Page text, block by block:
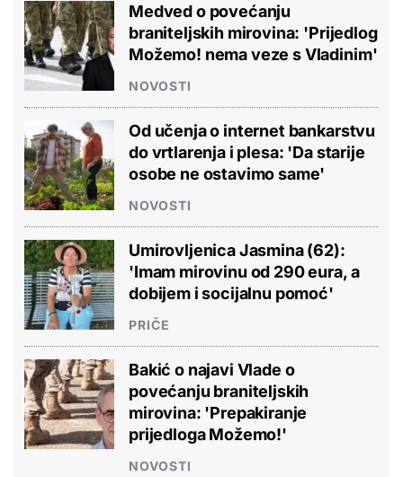
Medved o povećanju
braniteljskih mirovina: 'Prijedlog
Možemo! nema veze s Vladinim'
NOVOSTI
Od učenja o internet bankarstvu
do vrtlarenja i plesa: 'Da starije
osobe ne ostavimo same'
NOVOSTI
Umirovljenica Jasmina (62):
'Imam mirovinu od 290 eura, a
dobijem i socijalnu pomoć'
PRIČE
Bakić o najavi Vlade o
povećanju braniteljskih
mirovina: 'Prepakiranje
prijedloga Možemo!'
NOVOSTI